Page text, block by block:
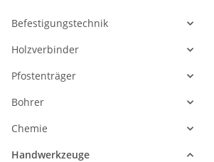
Befestigungstechnik
Holzverbinder
Pfostenträger
Bohrer
Chemie
Handwerkzeuge